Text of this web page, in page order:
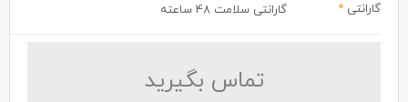
گارانتی * گارانتی سلامت 48 ساعته
تماس بگیرید